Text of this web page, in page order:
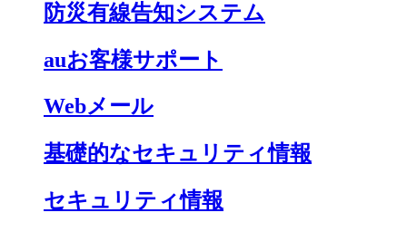
防災有線告知システム
auお客様サポート
Webメール
基礎的なセキュリティ情報
セキュリティ情報